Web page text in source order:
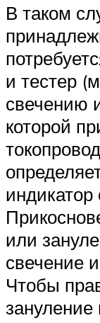
В таком
и тестер
свечению
которой
индикатор
или
свечение
Чтобы